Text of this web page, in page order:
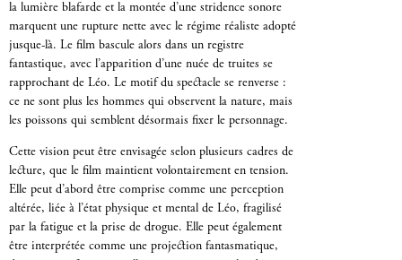
la lumière blafarde et la montée d’une stridence sonore
marquent une rupture nette avec le régime réaliste adopté
jusque-là. Le film bascule alors dans un registre
fantastique, avec l’apparition d’une nuée de truites se
rapprochant de Léo. Le motif du spectacle se renverse :
ce ne sont plus les hommes qui observent la nature, mais
les poissons qui semblent désormais fixer le personnage.
Cette vision peut être envisagée selon plusieurs cadres de
lecture, que le film maintient volontairement en tension.
Elle peut d’abord être comprise comme une perception
altérée, liée à l’état physique et mental de Léo, fragilisé
par la fatigue et la prise de drogue. Elle peut également
être interprétée comme une projection fantasmatique,